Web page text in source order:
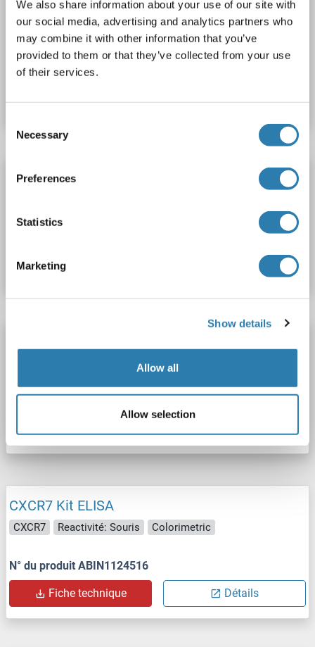
We also share information about your use of our site with
our social media, advertising and analytics partners who
may combine it with other information that you’ve
provided to them or that they’ve collected from your use
of their services.
Selection
Necessary
Preferences
Statistics
Marketing
Show details
Allow all
Allow selection
Sandwich ELISA
0.312-20 ng/mL
Plasma, Serum, Tissue Homogenate
N° du produit ABIN5593635
CXCR7 Kit ELISA
Fiche technique
Reactivité: Humain Colorimetric
N° du produit ABIN1124515
CXCR7 Kit ELISA
CXCR7 Reactivité: Souris Colorimetric
N° du produit ABIN1124516
Fiche technique Détails